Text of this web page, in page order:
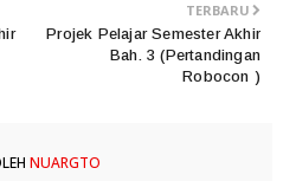
TERBARU
Projek Pelajar Semester Akhir
Bah. 3 (Pertandingan
Robocon )
NUARGTO